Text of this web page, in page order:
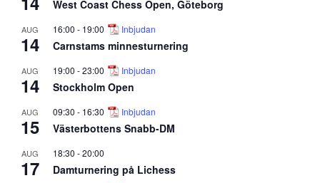
West Coast Chess Open, Göteborg
AUG
14
16:00 - 19:00 Inbjudan
Carnstams minnesturnering
AUG
14
19:00 -23:00 Inbjudan
Stockholm Open
AUG
15
09:30 - 16:30 Inbjudan
Västerbottens Snabb-DM
AUG
17
18:30 -20:00
Damturnering på Lichess